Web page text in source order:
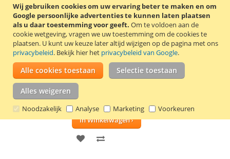
Wij gebruiken cookies om uw ervaring beter te maken en om
Google persoonlijke advertenties te kunnen laten plaatsen
als u daar toestemming voor geeft. Om te voldoen aan de
cookie wetgeving, vragen we uw toestemming om de cookies te
plaatsen. U kunt uw keuze later altijd wijzigen op de pagina met ons
privacybeleid. Bekijk hier het privacybeleid van Google.
Alle cookies toestaan Selectie toestaan
Alles weigeren
Noodzakelijk Analyse Marketing Voorkeuren
Lees verder
Tesa Extra Strong PVC tape transparant (1
rol)
€ 5,10
Vanaf € 4,70
Incl. 21% BTW
Waardering:
90
% of100
In Winkelwagen
VOEG